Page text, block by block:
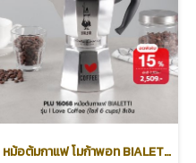
หม้อต้มกาแฟ โมก้าพอท BIALETTI Moka Express รุ่น I Love Coffee สีเงิน (ไซส์ 6-cups)